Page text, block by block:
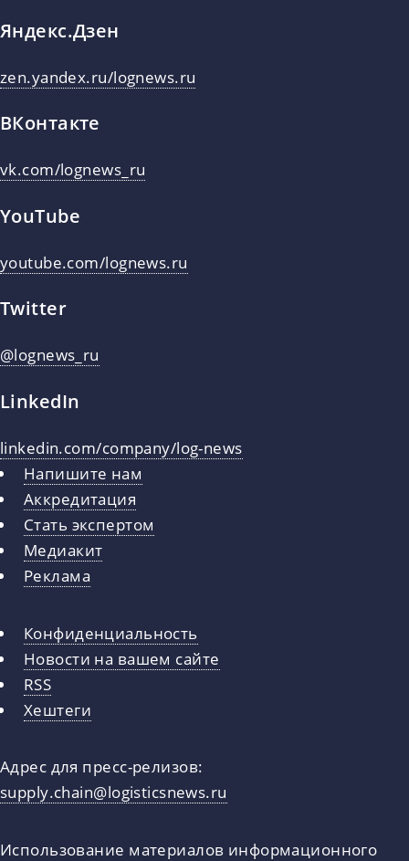
Яндекс.Дзен
zen.yandex.ru/lognews.ru
ВКонтакте
vk.com/lognews_ru
YouTube
youtube.com/lognews.ru
Twitter
@lognews_ru
LinkedIn
linkedin.com/company/log-news
Напишите нам
Аккредитация
Стать экспертом
Медиакит
Реклама
Конфиденциальность
Новости на вашем сайте
RSS
Хештеги
Адрес для пресс-релизов:
supply.chain@logisticsnews.ru
Использование материалов информационного